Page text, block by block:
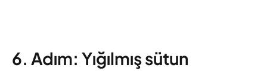
6. Adım: Yığılmış sütun